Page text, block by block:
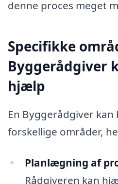
denne proces meget
Specifikke
Byggerådgiver
hjælp
En Byggerådgiver
forskellige områder,
Planlægning af
Rådgiveren kan